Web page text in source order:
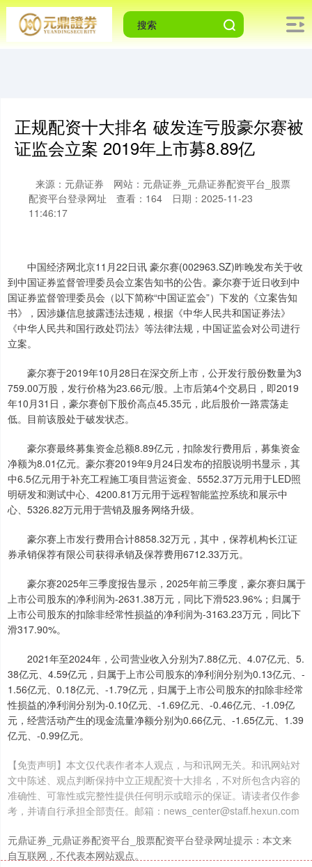
正规配资十大排名 破发连亏股豪尔赛被
证监会立案 2019年上市募8.89亿
来源：元鼎证券
网站：元鼎证券_元鼎证券配资平台_股票
配资平台登录网址
查看：164
日期：2025-11-23
11:46:17
中国经济网北京11月22日讯 豪尔赛(002963.SZ)昨晚发布关于收
到中国证券监督管理委员会立案告知书的公告。豪尔赛于近日收到中
国证券监督管理委员会（以下简称“中国证监会”）下发的《立案告知
书》，因涉嫌信息披露违法违规，根据《中华人民共和国证券法》
《中华人民共和国行政处罚法》等法律法规，中国证监会对公司进行
立案。
豪尔赛于2019年10月28日在深交所上市，公开发行股份数量为3
759.00万股，发行价格为23.66元/股。上市后第4个交易日，即2019
年10月31日，豪尔赛创下股价高点45.35元，此后股价一路震荡走
低。目前该股处于破发状态。
豪尔赛最终募集资金总额8.89亿元，扣除发行费用后，募集资金
净额为8.01亿元。豪尔赛2019年9月24日发布的招股说明书显示，其
中6.5亿元用于补充工程施工项目营运资金、5552.37万元用于LED照
明研发和测试中心、4200.81万元用于远程智能监控系统和展示中
心、5326.82万元用于营销及服务网络升级。
豪尔赛上市发行费用合计8858.32万元，其中，保荐机构长江证
券承销保荐有限公司获得承销及保荐费用6712.33万元。
豪尔赛2025年三季度报告显示，2025年前三季度，豪尔赛归属于
上市公司股东的净利润为-2631.38万元，同比下滑523.96%；归属于
上市公司股东的扣除非经常性损益的净利润为-3163.23万元，同比下
滑317.90%。
2021年至2024年，公司营业收入分别为7.88亿元、4.07亿元、5.
38亿元、4.59亿元，归属于上市公司股东的净利润分别为0.13亿元、-
1.56亿元、0.18亿元、-1.79亿元，归属于上市公司股东的扣除非经常
性损益的净利润分别为-0.10亿元、-1.69亿元、-0.46亿元、-1.09亿
元，经营活动产生的现金流量净额分别为0.66亿元、-1.65亿元、1.39
亿元、-0.99亿元。
【免责声明】本文仅代表作者本人观点，与和讯网无关。和讯网站对
文中陈述、观点判断保持中立正规配资十大排名，不对所包含内容的
准确性、可靠性或完整性提供任何明示或暗示的保证。请读者仅作参
考，并请自行承担全部责任。邮箱：news_center@staff.hexun.com
元鼎证券_元鼎证券配资平台_股票配资平台登录网址提示：本文来
自互联网，不代表本网站观点。
上证综指 3940.04 +39.68 +1.02%
深证成指 14311.01 +200.89 +1.42%